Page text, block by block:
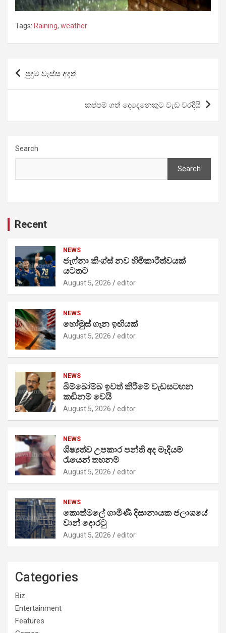
Tags: Raining, weather
Post
navigation
පුදුම වැස්ස අදත්
කප්පම් ගත් දෙදෙනෙකුට වැඩ වරදියි
Search
Search
Recent
NEWS
ජැෆ්නා කිංග්ස් නව හිමිකාරීත්වයක්
යටතට
August 5, 2026 editor
NEWS
හෝමුස් ගැන ඉඟියක්
August 5, 2026 editor
NEWS
බිම්බෝම්බ ඉවත් කිරීමේ වැඩසටහන
කඩිනම් වෙයි
August 5, 2026 editor
NEWS
ශිෂ්‍යත්ව උපකාර පන්ති අද මැදියම්
රැයෙන් තහනම්
August 5, 2026 editor
NEWS
කොත්මලේ ගාමිණී දිසානායක ජලාශයේ
වාන් දොරටු
August 5, 2026 editor
Categories
Biz
Entertainment
Features